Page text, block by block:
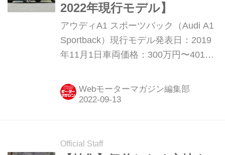
2022年現行モデル】
アウディA1 スポーツバック（Audi A1
Sportback）現行モデル発表日：2019
年11月1日車両価格：300万円〜401万
Webモーターマガジン編集部
Official Staff